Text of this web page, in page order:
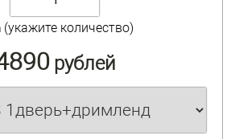
(укажите количество)
рублей